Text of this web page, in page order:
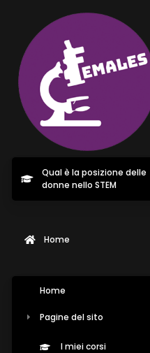
Qual è la posizione delle
donne nello STEM
Home
Home
Pagine del sito
I miei corsi